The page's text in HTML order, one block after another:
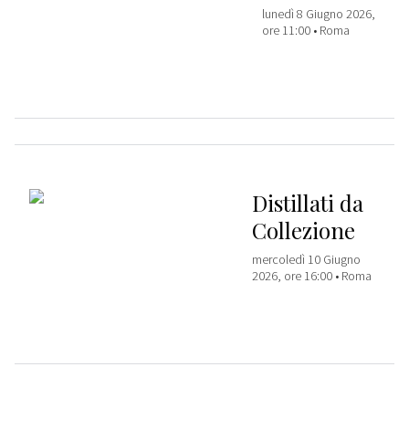
lunedì 8 Giugno 2026,
ore 11:00 • Roma
Distillati da
Collezione
mercoledì 10 Giugno
2026, ore 16:00 • Roma